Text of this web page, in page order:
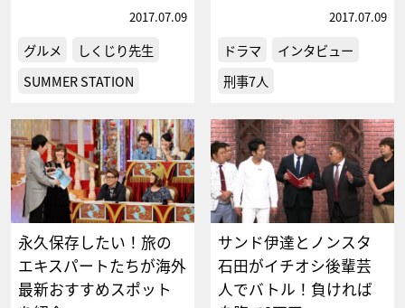
2017.07.09
グルメ
しくじり先生
SUMMER STATION
2017.07.09
ドラマ
インタビュー
刑事7人
永久保存したい！旅の
エキスパートたちが海外
最新おすすめスポット
サンド伊達とノンスタ
石田がイチオシ後輩芸
人でバトル！負ければ